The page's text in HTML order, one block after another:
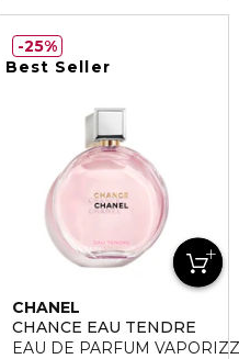
Best Seller
CHANEL
CHANCE EAU TENDRE
EAU DE PARFUM
25%